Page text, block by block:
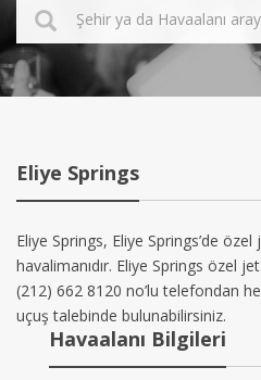
Eliye Springs
Eliye Springs, Eliye Springs’de
havalimanıdır. Eliye Springs özel
(212) 662 8120 no’lu telefondan
uçuş talebinde bulunabilirsiniz.
Havaalanı Bilgileri